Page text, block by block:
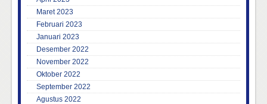
Maret 2023
Februari 2023
Januari 2023
Desember 2022
November 2022
Oktober 2022
September 2022
Agustus 2022